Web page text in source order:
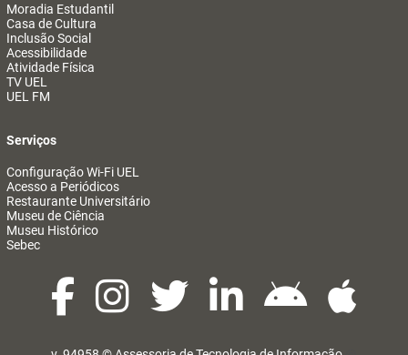
Moradia Estudantil
Casa de Cultura
Inclusão Social
Acessibilidade
Atividade Física
TV UEL
UEL FM
Serviços
Configuração Wi-Fi UEL
Acesso a Periódicos
Restaurante Universitário
Museu de Ciência
Museu Histórico
Sebec